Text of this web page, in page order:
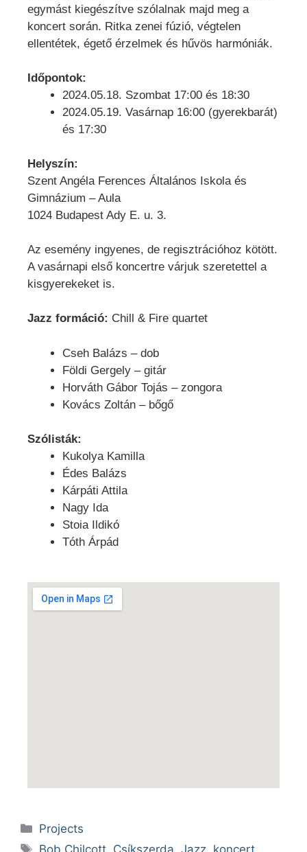
egymást kiegészítve szólalnak majd meg a
koncert során. Ritka zenei fúzió, végtelen
ellentétek, égető érzelmek és hűvös harmóniák.
Időpontok:
2024.05.18. Szombat 17:00 és 18:30
2024.05.19. Vasárnap 16:00 (gyerekbarát)
és 17:30
Helyszín:
Szent Angéla Ferences Általános Iskola és
Gimnázium – Aula
1024 Budapest Ady E. u. 3.
Az esemény ingyenes, de regisztrációhoz kötött.
A vasárnapi első koncertre várjuk szeretettel a
kisgyerekeket is.
Jazz formáció: Chill & Fire quartet
Cseh Balázs – dob
Földi Gergely – gitár
Horváth Gábor Tojás – zongora
Kovács Zoltán – bőgő
Szólisták:
Kukolya Kamilla
Édes Balázs
Kárpáti Attila
Nagy Ida
Stoia Ildikó
Tóth Árpád
Projects
Bob Chilcott Csíkszerda ,Jazz koncert